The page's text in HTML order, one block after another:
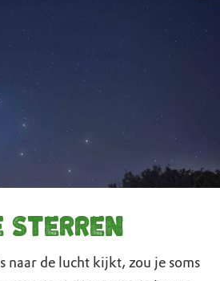
sterren
naar de lucht kijkt, zou je soms